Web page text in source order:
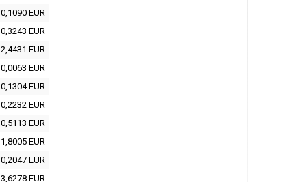
0,1090 EUR
0,3243 EUR
2,4431 EUR
0,0063 EUR
0,1304 EUR
0,2232 EUR
0,5113 EUR
1,8005 EUR
0,2047 EUR
3,6278 EUR